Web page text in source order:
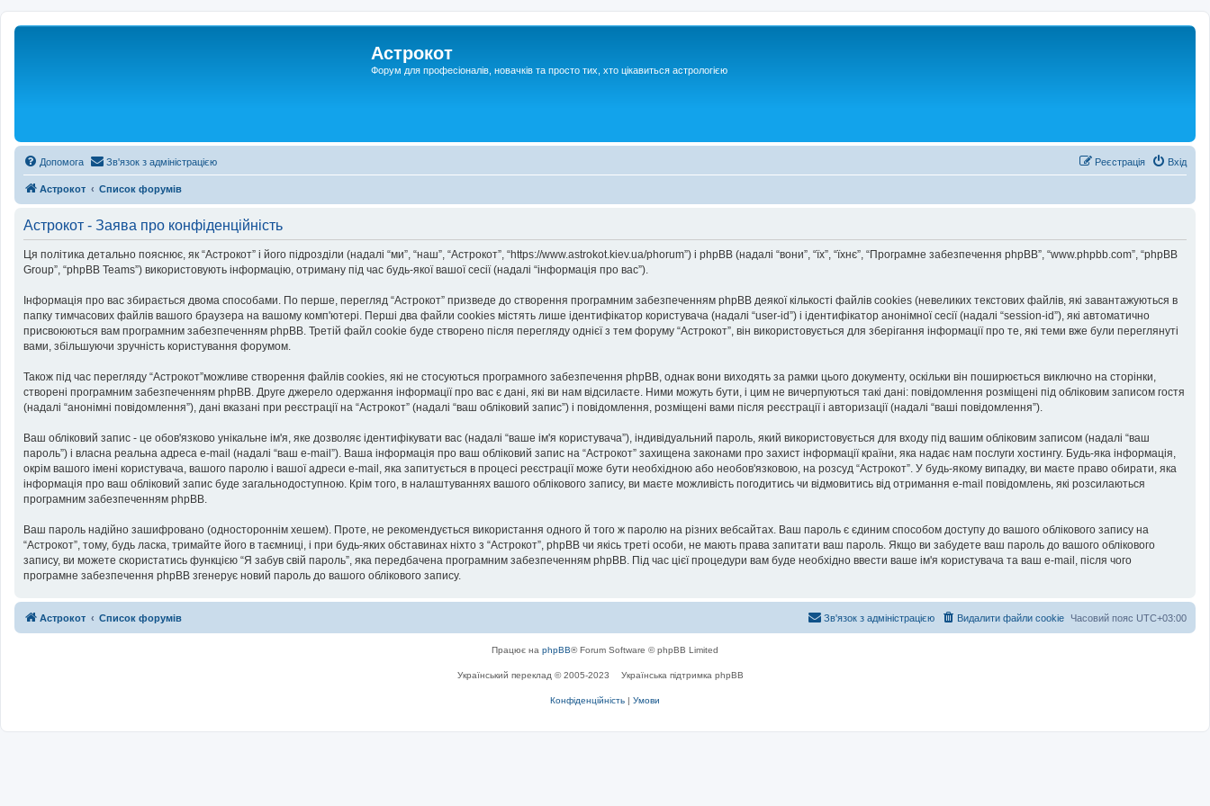
Астрокот
Форум для професіоналів, новачків та просто тих, хто цікавиться астрологією
Допомога Зв'язок з адміністрацією Вхід
Реєстрація
Астрокот Список форумів
Астрокот - Заява про конфіденційність
Ця політика детально пояснює, як “Астрокот” і його підрозділи (надалі “ми”, “наш”, “Астрокот”, “https://www.astrokot.kiev.ua/phorum”) і phpBB (надалі “вони”, “їх”, “їхнє”, “Програмне забезпечення phpBB”, “www.phpbb.com”, “phpBB
Group”, “phpBB Teams”) використовують інформацію, отриману під час будь-якої вашої сесії (надалі “інформація про вас”).
Інформація про вас збирається двома способами. По перше, перегляд “Астрокот” призведе до створення програмним забезпеченням phpBB деякої кількості файлів cookies (невеликих текстових файлів, які завантажуються в
папку тимчасових файлів вашого браузера на вашому комп'ютері. Перші два файли cookies містять лише ідентифікатор користувача (надалі “user-id”) і ідентифікатор анонімної сесії (надалі “session-id”), які автоматично
присвоюються вам програмним забезпеченням phpBB. Третій файл cookie буде створено після перегляду однієї з тем форуму “Астрокот”, він використовується для зберігання інформації про те, які теми вже були переглянуті
вами, збільшуючи зручність користування форумом.
Також під час перегляду “Астрокот”можливе створення файлів cookies, які не стосуються програмного забезпечення phpBB, однак вони виходять за рамки цього документу, оскільки він поширюється виключно на сторінки,
створені програмним забезпеченням phpBB. Друге джерело одержання інформації про вас є дані, які ви нам відсилаєте. Ними можуть бути, і цим не вичерпуються такі дані: повідомлення розміщені під обліковим записом гостя
(надалі “анонімні повідомлення”), дані вказані при реєстрації на “Астрокот” (надалі “ваш обліковий запис”) і повідомлення, розміщені вами після реєстрації і авторизації (надалі “ваші повідомлення”).
Ваш обліковий запис - це обов'язково унікальне ім'я, яке дозволяє ідентифікувати вас (надалі “ваше ім'я користувача”), індивідуальний пароль, який використовується для входу під вашим обліковим записом (надалі “ваш
пароль”) і власна реальна адреса e-mail (надалі “ваш e-mail”). Ваша інформація про ваш обліковий запис на “Астрокот” захищена законами про захист інформації країни, яка надає нам послуги хостингу. Будь-яка інформація,
окрім вашого імені користувача, вашого паролю і вашої адреси e-mail, яка запитується в процесі реєстрації може бути необхідною або необов'язковою, на розсуд “Астрокот”. У будь-якому випадку, ви маєте право обирати, яка
інформація про ваш обліковий запис буде загальнодоступною. Крім того, в налаштуваннях вашого облікового запису, ви маєте можливість погодитись чи відмовитись від отримання e-mail повідомлень, які розсилаються
програмним забезпеченням phpBB.
Ваш пароль надійно зашифровано (одностороннім хешем). Проте, не рекомендується використання одного й того ж паролю на різних вебсайтах. Ваш пароль є єдиним способом доступу до вашого облікового запису на
“Астрокот”, тому, будь ласка, тримайте його в таємниці, і при будь-яких обставинах ніхто з “Астрокот”, phpBB чи якісь треті особи, не мають права запитати ваш пароль. Якщо ви забудете ваш пароль до вашого облікового
запису, ви можете скористатись функцією “Я забув свій пароль”, яка передбачена програмним забезпеченням phpBB. Під час цієї процедури вам буде необхідно ввести ваше ім'я користувача та ваш e-mail, після чого
програмне забезпечення phpBB згенерує новий пароль до вашого облікового запису.
Астрокот Список форумів Часовий пояс UTC+03:00
Видалити файли cookie
Зв'язок з адміністрацією
Працює на phpBB® Forum Software © phpBB Limited
Український переклад © 2005-2023 Українська підтримка phpBB
Конфіденційність | Умови